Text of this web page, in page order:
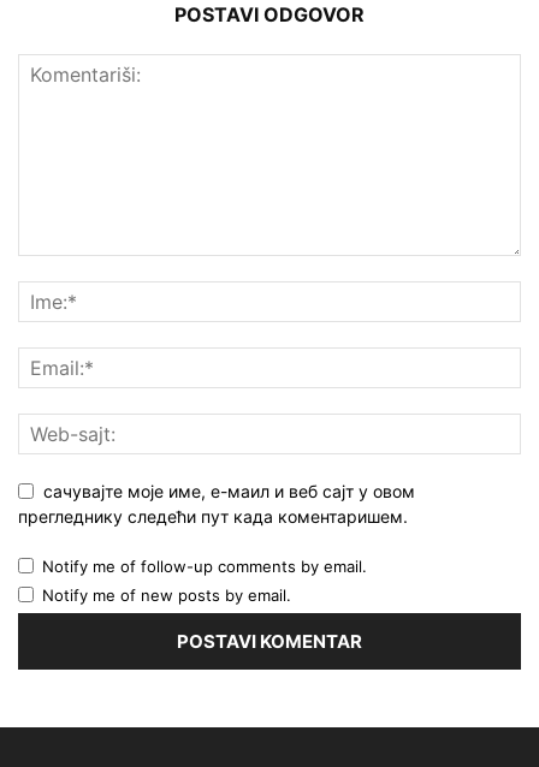
POSTAVI ODGOVOR
сачувајте моје име, е-маил и веб сајт у овом
прегледнику следећи пут када коментаришем.
Notify me of follow-up comments by email.
Notify me of new posts by email.